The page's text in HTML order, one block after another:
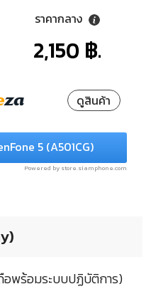
ราคากลาง
2,150 ฿.
ดูสินค้า
5 (A501CG)
Powered by store.siamphone.com
พร้อมระบบปฏิบัติการ)